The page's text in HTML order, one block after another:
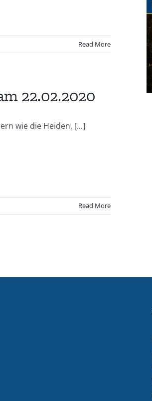
Read More
22.02.2020
wie die Heiden, [...]
Read More